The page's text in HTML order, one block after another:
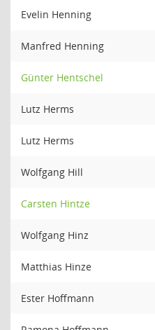
Evelin Henning
Manfred Henning
Günter Hentschel
Lutz Herms
Lutz Herms
Wolfgang Hill
Carsten Hintze
Wolfgang Hinz
Matthias Hinze
Ester Hoffmann